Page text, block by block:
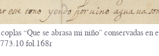
“Que se abrasa mi niño” conservadas
fol.168r